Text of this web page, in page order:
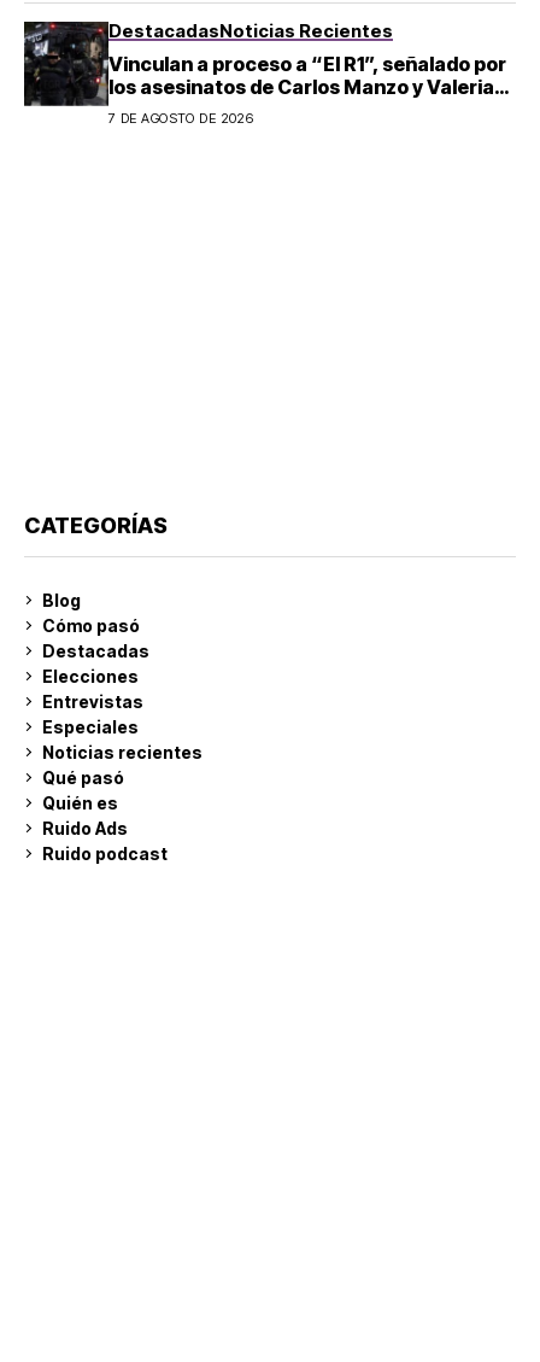
DestacadasNoticias Recientes
Vinculan a proceso a “El R1”, señalado por
los asesinatos de Carlos Manzo y Valeria
Márquez
7 DE AGOSTO DE 2026
CATEGORÍAS
Blog
Cómo pasó
Destacadas
Elecciones
Entrevistas
Especiales
Noticias recientes
Qué pasó
Quién es
Ruido Ads
Ruido podcast